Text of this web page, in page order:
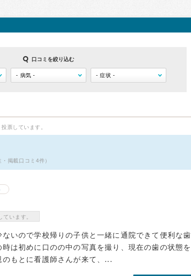
口コミを絞り込む
票しています。
掲載口コミ4件）
ています。
いので学校帰りの子供と一緒に通院できて便利な歯
は初めに口のの中の写真を撮り、現在の歯の状態を
もとに看護師さんが来て、...